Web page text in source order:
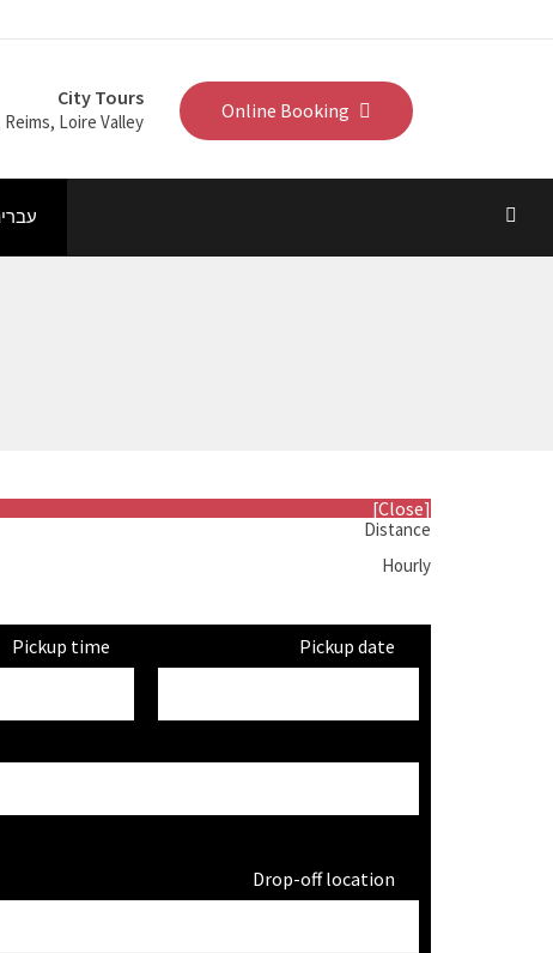
Online Booking
City Tours
Loire Valley...
[Close]
Distance
Hourly
Pickup date
Pickup time
Drop-off location